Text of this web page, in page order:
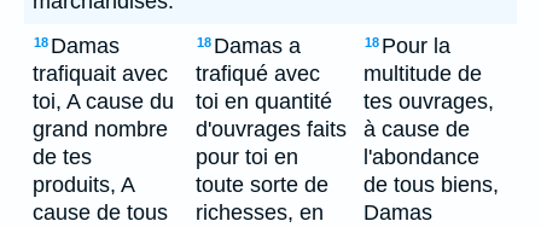
18 Damas
trafiquait avec
toi, A cause du
grand nombre
de tes
produits, A
cause de tous
18 Damas a
trafiqué avec
toi en quantité
d'ouvrages faits
pour toi en
toute sorte de
richesses, en
18 Pour la
multitude de
tes ouvrages,
à cause de
l'abondance
de tous biens,
Damas